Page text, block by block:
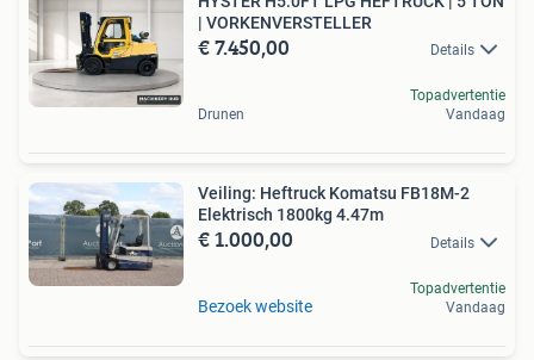
| VORKENVERSTELLER
€ 7.450,00 Details
Drunen
Topadvertentie
Vandaag
Veiling: Heftruck Komatsu FB18M-2
Elektrisch 1800kg 4.47m
€ 1.000,00 Details
Bezoek website
Topadvertentie
Vandaag